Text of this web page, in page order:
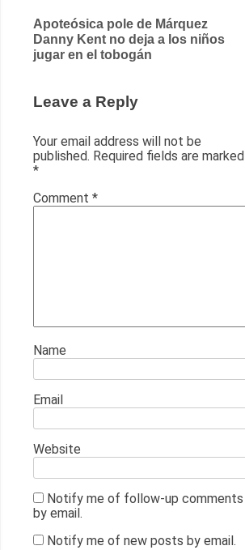
Post
navigation
Apoteósica pole de Márquez
Danny Kent no deja a los niños
jugar en el tobogán
Leave a Reply
Your email address will not be
published. Required fields are marked
*
Comment *
Name
Email
Website
Notify me of follow-up comments
by email.
Notify me of new posts by email.